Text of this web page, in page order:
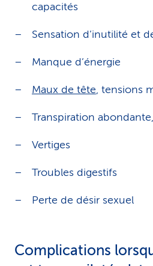
capacités
Sensation d’inutilité et
Manque d’énergie
Maux de tête, tensions
Transpiration
Vertiges
Troubles digestifs
Perte de désir sexuel
Complications